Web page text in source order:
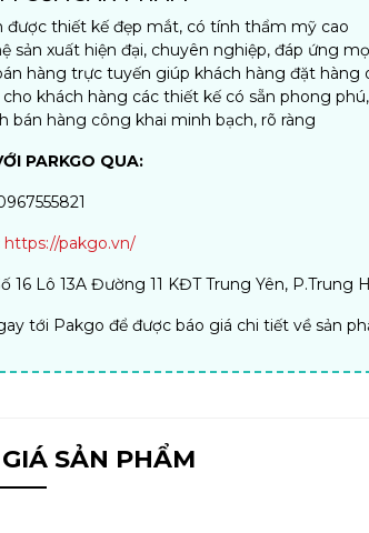
được thiết kế đẹp mắt, có tính thẩm mỹ cao
sản xuất hiện đại, chuyên nghiệp, đáp ứng
hàng trực tuyến giúp khách hàng đặt hàng
cho khách hàng các thiết kế có sẵn phong
bán hàng công khai minh bạch, rõ ràng
PARKGO QUA:
https://pakgo.vn/
16 Lô 13A Đường 11 KĐT Trung Yên, P.Trung
tới Pakgo để được báo giá chi tiết về sản
SẢN PHẨM